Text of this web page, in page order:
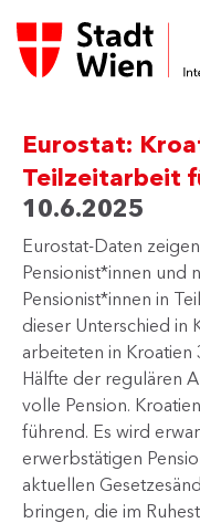
Eurostat:
Teilzeitarbeit
10.6.2025
​Eurostat-Daten
Pensionist*innen und
Pensionist*innen in
dieser Unterschied in
arbeiteten in Kroatien
Hälfte der regulären
volle Pension.
führend. Es wird
erwerbstätigen
aktuellen
bringen, die im